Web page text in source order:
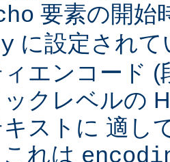
要素の開始
に設定され
エンコード
クレベルの
キストに 適し
れは